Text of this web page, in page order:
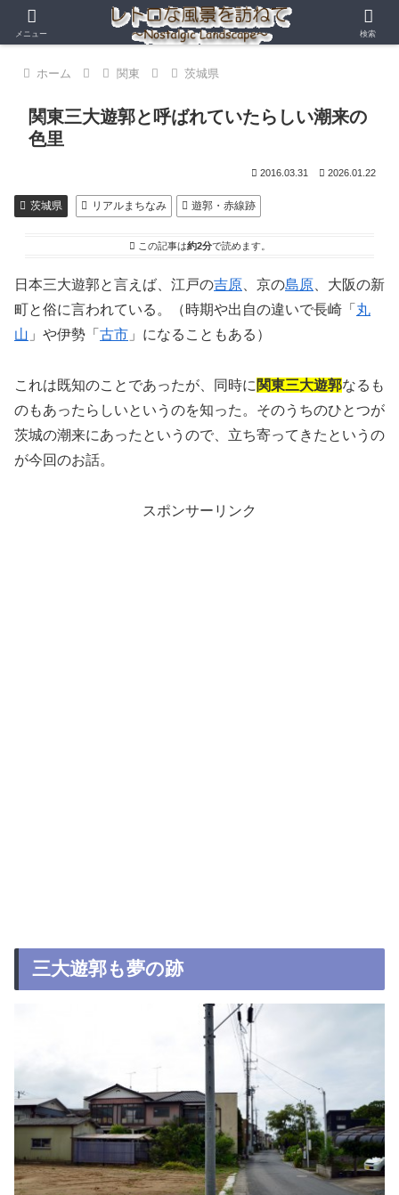
ホーム 関東 茨城県
関東三大遊郭と呼ばれていたらしい潮来の
色里
2016.03.31 2026.01.22
茨城県 リアルまちなみ 遊郭・赤線跡
この記事は約2分で読めます。
日本三大遊郭と言えば、江戸の吉原 、京の島原 、大阪の新
町と俗に言われている。（時期や出自の違いで長崎「 丸
山 」や伊勢「 古市 」になることもある）
これは既知のことであったが、同時に 関東三大遊郭なるも
のもあったらしいというのを知った。そのうちのひとつが
茨城の潮来にあったというので、立ち寄ってきたというの
が今回のお話。
スポンサーリンク
三大遊郭も夢の跡
メニュー 検索